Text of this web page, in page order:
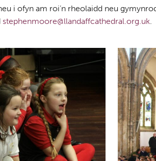
i ofyn am roi’n rheolaidd neu
stephenmoore@llandaffcathedral.org.uk.